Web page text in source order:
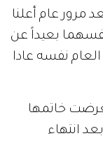
بيري في عام 2016، وبعد مرور عام أعلنا
بعيداً عن
نفسه عادا
عام 2019 واستعرضت خاتمها
انتهاء